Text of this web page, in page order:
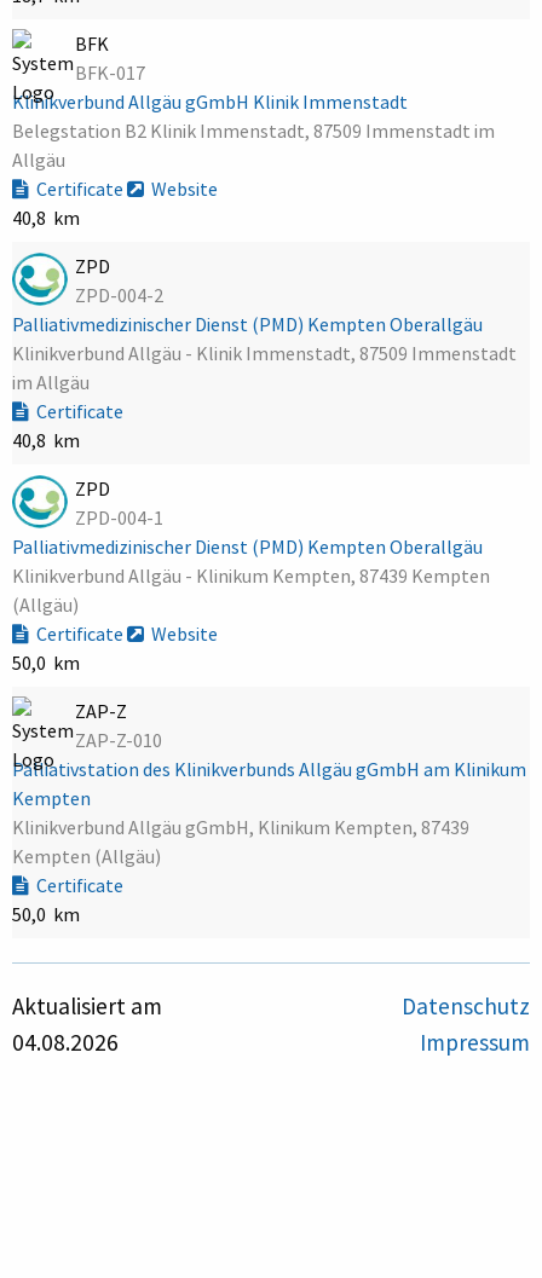
BFK
BFK-017
Klinikverbund Allgäu gGmbH Klinik Immenstadt
Belegstation B2 Klinik Immenstadt, 87509 Immenstadt im
Allgäu
Certificate
Website
40,8 km
ZPD
ZPD-004-2
Palliativmedizinischer Dienst (PMD) Kempten Oberallgäu
Klinikverbund Allgäu - Klinik Immenstadt, 87509 Immenstadt
im Allgäu
Certificate
40,8 km
ZPD
ZPD-004-1
Palliativmedizinischer Dienst (PMD) Kempten Oberallgäu
Klinikverbund Allgäu - Klinikum Kempten, 87439 Kempten
(Allgäu)
Certificate
Website
50,0 km
ZAP-Z
ZAP-Z-010
Palliativstation des Klinikverbunds Allgäu gGmbH am Klinikum
Kempten
Klinikverbund Allgäu gGmbH, Klinikum Kempten, 87439
Kempten (Allgäu)
Certificate
50,0 km
Aktualisiert am
04.08.2026
Datenschutz
Impressum